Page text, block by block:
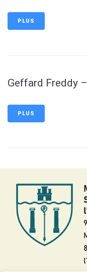
PLUS
Geffard Freddy
PLUS